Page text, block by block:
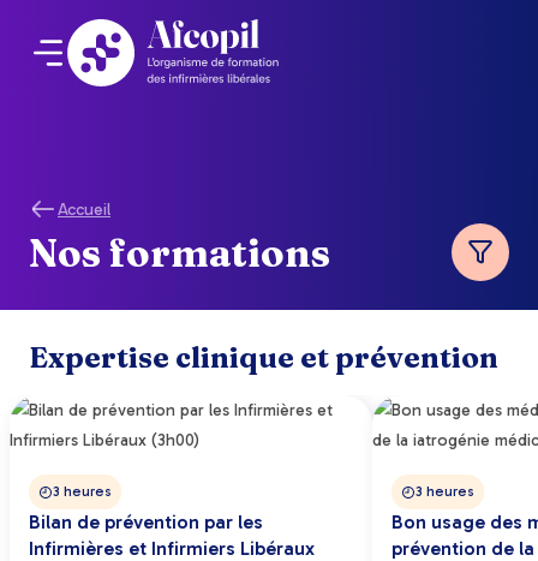
Accueil
Nos formations
Expertise clinique et prévention
3 heures
Bilan de prévention par les
Infirmières et Infirmiers Libéraux
3 heures
Bon usage des
prévention de